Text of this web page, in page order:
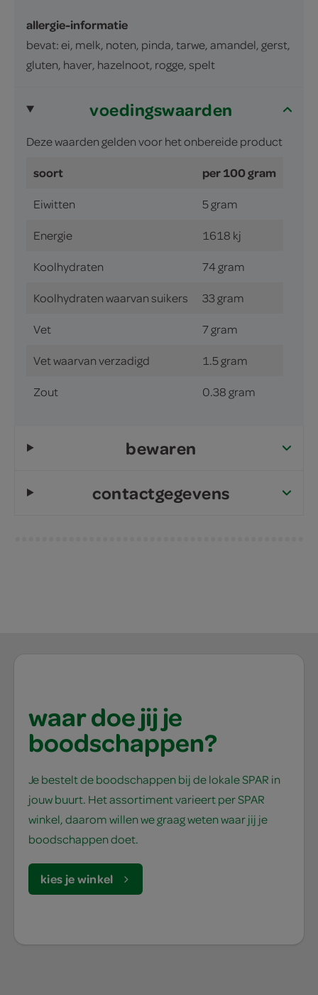
allergie-informatie
bevat: ei, melk, noten, pinda, tarwe, amandel, gerst,
gluten, haver, hazelnoot, rogge, spelt
voedingswaarden
Deze waarden gelden voor het onbereide product
soort per 100 gram
Eiwitten 5 gram
Energie 1618 kj
Koolhydraten 74 gram
Koolhydraten waarvan suikers 33 gram
Vet 7 gram
Vet waarvan verzadigd 1.5 gram
Zout 0.38 gram
bewaren
contactgegevens
waar doe jij je
boodschappen?
Je bestelt de boodschappen bij de lokale SPAR in
jouw buurt. Het assortiment varieert per SPAR
winkel, daarom willen we graag weten waar jij je
boodschappen doet.
kies je winkel